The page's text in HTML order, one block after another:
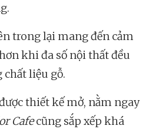
trong lại mang đến cảm
khi đa số nội thất đều
chất liệu gỗ.
thiết kế mở, nằm ngay
Cafecũng sắp xếp khá